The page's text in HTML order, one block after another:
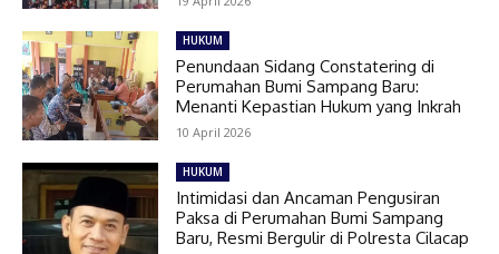
HUKUM
Penundaan Sidang Constatering di
Perumahan Bumi Sampang Baru:
Menanti Kepastian Hukum yang Inkrah
10 April 2026
HUKUM
Intimidasi dan Ancaman Pengusiran
Paksa di Perumahan Bumi Sampang
Baru, Resmi Bergulir di Polresta Cilacap